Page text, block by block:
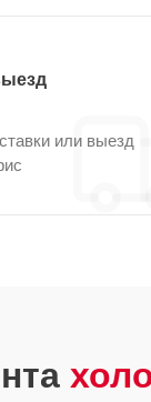
или выезд